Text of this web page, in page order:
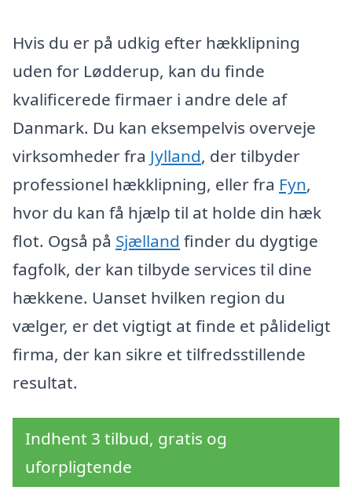
Hvis du er på udkig efter hækklipning
uden for Lødderup, kan du finde
kvalificerede firmaer i andre dele af
Danmark. Du kan eksempelvis overveje
virksomheder fra Jylland, der tilbyder
professionel hækklipning, eller fra Fyn,
hvor du kan få hjælp til at holde din hæk
flot. Også på Sjælland finder du dygtige
fagfolk, der kan tilbyde services til dine
hækkene. Uanset hvilken region du
vælger, er det vigtigt at finde et pålideligt
firma, der kan sikre et tilfredsstillende
resultat.
Indhent 3 tilbud, gratis og
uforpligtende